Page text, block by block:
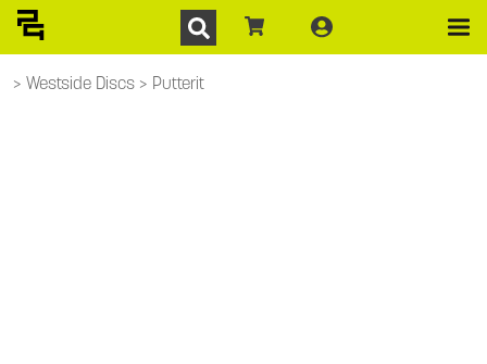
Westside Discs Putterit